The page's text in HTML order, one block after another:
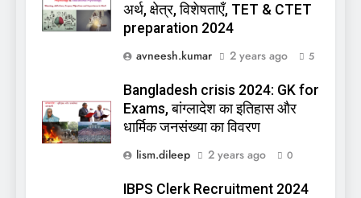
अर्थ, क्षेत्र, विशेषताएँ, TET & CTET
preparation 2024
avneesh.kumar
2 years ago 5
Bangladesh crisis 2024: GK for
Exams, बांग्लादेश का इतिहास और
धार्मिक जनसंख्या का विवरण
lism.dileep
2 years ago 0
IBPS Clerk Recruitment 2024